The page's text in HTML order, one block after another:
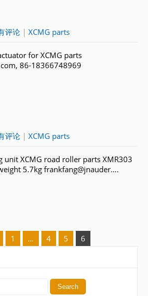
评论 | XCMG parts
for XCMG parts
86-18366748969
评论 | XCMG parts
unit XCMG road roller parts XMR303
5.7kg frankfang@jnauder….
1 … 4 5 6